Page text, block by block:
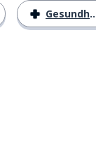
Gesundheit